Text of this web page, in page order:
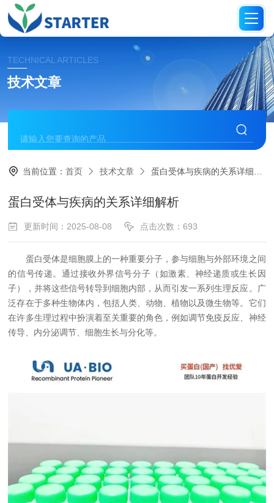
TECHNICAL ARTICLES
技术文章
当前位置：首页 技术文章 蛋白受体与疾病的关系详细解析
蛋白受体与疾病的关系详细解析
更新时间：2025-08-08 点击次数：693
蛋白受体是细胞膜上的一种重要分子，参与细胞与外部环境之间
的信号传递。通过接收外界信号分子（如激素、神经递质或生长因
子），并将这些信号转导到细胞内部，从而引发一系列生理反应。广
泛存在于多种生物体内，包括人类、动物、植物以及微生物等。它们
在许多生理过程中扮演着至关重要的角色，例如调节免疫反应、神经
传导、内分泌调节、细胞生长与分化等。